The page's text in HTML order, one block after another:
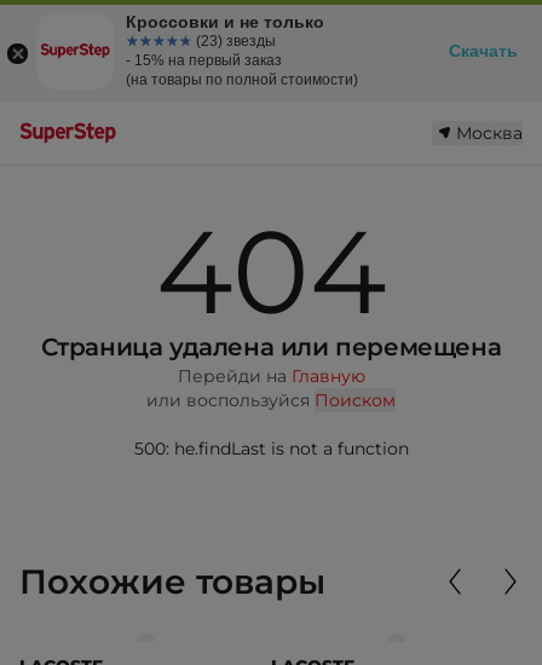
Москва
404
Страница удалена или перемещена
Перейди на Главную
или воспользуйся Поиском
500: he.findLast is not a function
Похожие товары
Кроссовки и не только
☆☆☆☆☆
★★★★★ (23) звезды
- 15% на первый заказ
(на товары по полной стоимости)
Скачать